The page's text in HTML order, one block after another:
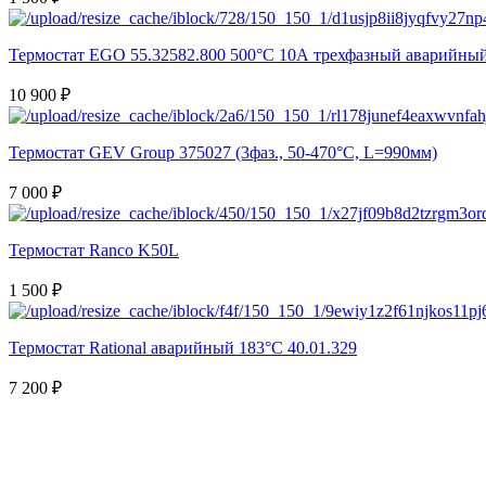
Термостат EGO 55.32582.800 500°С 10А трехфазный
10 900 ₽
Термостат GEV Group 375027 (3фаз., 50-470°C, L=990мм)
7 000 ₽
Термостат Ranco K50L
1 500 ₽
Термостат Rational аварийный 183°С 40.01.329
7 200 ₽